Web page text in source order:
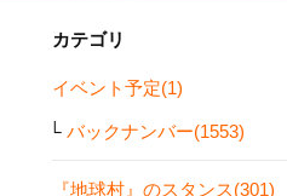
カテゴリ
イベント予定(1)
バックナンバー(1553)
『地球村』のスタンス(301)